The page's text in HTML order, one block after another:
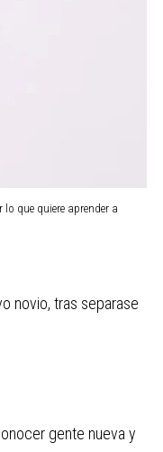
que quiere aprender a
novio, tras separase
gente nueva y